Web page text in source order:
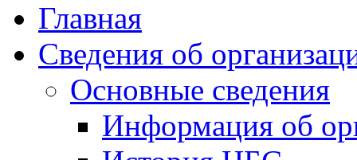
Главная
Сведения об
Основные сведения
Информация об